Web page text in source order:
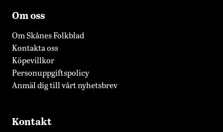
Om oss
Om Skånes Folkblad
Kontakta oss
Köpevillkor
Personuppgiftspolicy
Anmäl dig till vårt nyhetsbrev
Kontakt